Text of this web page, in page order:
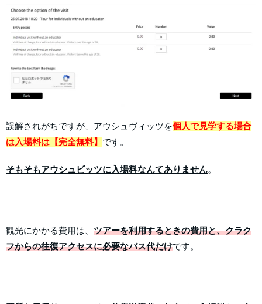
誤解されがちですが、アウシュヴィッツを個人で見学する場合
は入場料は【完全無料】 です。
そもそもアウシュビッツに入場料なんてありません。
観光にかかる費用は、 ツアーを利用するときの費用と、クラク
フからの往復アクセスに必要なバス代だけです。